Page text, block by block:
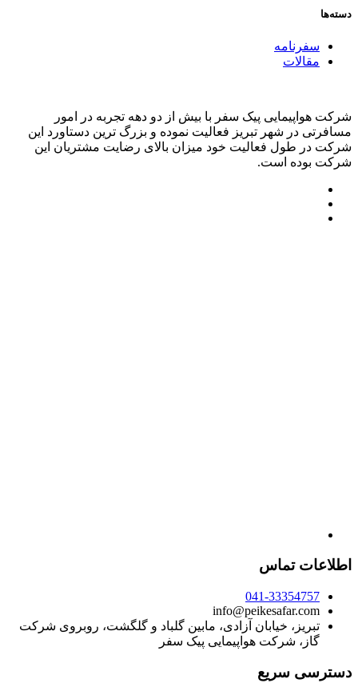
دسته‌ها
سفرنامه
مقالات
شرکت هواپیمایی پیک سفر با بیش از دو دهه تجربه در امور
مسافرتی در شهر تبریز فعالیت نموده و بزرگ ترین دستاورد این
شرکت در طول فعالیت خود میزان بالای رضایت مشتریان این
شرکت بوده است.
اطلاعات تماس
041-33354757
info@peikesafar.com
تبریز، خیابان آزادی، مابین گلباد و گلگشت، روبروی شرکت
گاز، شرکت هواپیمایی پیک سفر
دسترسی سریع